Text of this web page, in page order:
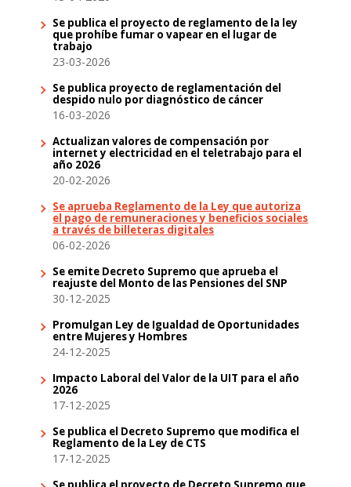
Se publica el proyecto de reglamento de la ley
que prohíbe fumar o vapear en el lugar de
trabajo
23-03-2026
Se publica proyecto de reglamentación del
despido nulo por diagnóstico de cáncer
16-03-2026
Actualizan valores de compensación por
internet y electricidad en el teletrabajo para el
año 2026
20-02-2026
Se aprueba Reglamento de la Ley que autoriza
el pago de remuneraciones y beneficios sociales
a través de billeteras digitales
06-02-2026
Se emite Decreto Supremo que aprueba el
reajuste del Monto de las Pensiones del SNP
30-12-2025
Promulgan Ley de Igualdad de Oportunidades
entre Mujeres y Hombres
24-12-2025
Impacto Laboral del Valor de la UIT para el año
2026
17-12-2025
Se publica el Decreto Supremo que modifica el
Reglamento de la Ley de CTS
17-12-2025